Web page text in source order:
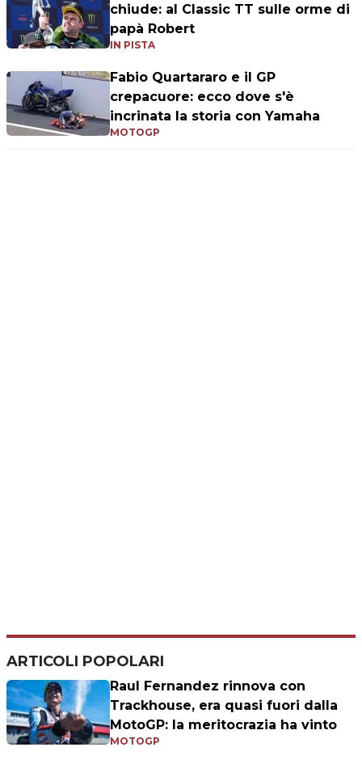
chiude: al Classic TT sulle orme di
papà Robert
IN PISTA
Fabio Quartararo e il GP
crepacuore: ecco dove s'è
incrinata la storia con Yamaha
MOTOGP
ARTICOLI POPOLARI
Raul Fernandez rinnova con
Trackhouse, era quasi fuori dalla
MotoGP: la meritocrazia ha vinto
MOTOGP